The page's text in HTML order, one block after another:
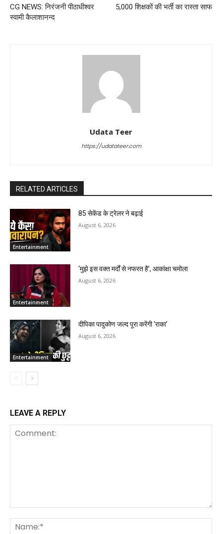
CG NEWS: निरंजनी पीठाधीश्वर
स्वामी कैलाशानन्द
5,000 शिक्षकों की भर्ती का रास्ता साफ
Udata Teer
https://udatateer.com
RELATED ARTICLES
Entertainment
85 सेकेंड के ट्रेलर ने बढ़ाई
August 6, 2026
Entertainment
‘मुझे इस वक्त मर्दों से नफरत है’, आकांक्षा चमोला
August 6, 2026
Entertainment
दीपिका पादुकोण जल्द पूरा करेंगी ‘राका’
August 6, 2026
LEAVE A REPLY